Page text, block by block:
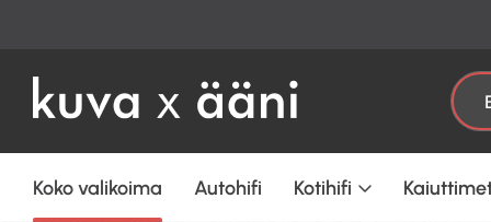
Etsi:
Koko valikoima Autohifi Kotihifi